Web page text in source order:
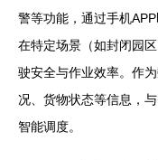
警等功能，通过手机
在特定场景（如封闭园
驶安全与作业效率。作
况、货物状态等信息，
智能调度。